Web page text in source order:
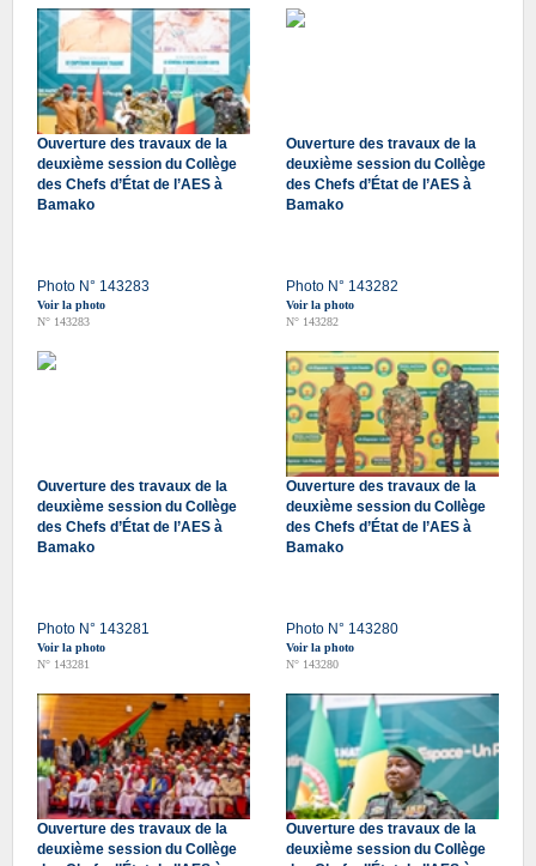
Ouverture des travaux de la
deuxième session du Collège
des Chefs d’État de l’AES à
Bamako
Photo N° 143283
Voir la photo
N° 143283
Ouverture des travaux de la
deuxième session du Collège
des Chefs d’État de l’AES à
Bamako
Photo N° 143282
Voir la photo
N° 143282
Ouverture des travaux de la
deuxième session du Collège
des Chefs d’État de l’AES à
Bamako
Photo N° 143281
Voir la photo
N° 143281
Ouverture des travaux de la
deuxième session du Collège
des Chefs d’État de l’AES à
Bamako
Photo N° 143280
Voir la photo
N° 143280
Ouverture des travaux de la
deuxième session du Collège
Ouverture des travaux de la
deuxième session du Collège